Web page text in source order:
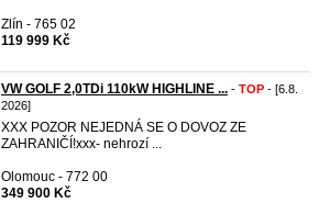
Zlín - 765 02
119 999 Kč
VW GOLF 2,0TDi 110kW HIGHLINE ... - TOP - [6.8.
2026]
XXX POZOR NEJEDNÁ SE O DOVOZ ZE
ZAHRANIČÍ!xxx- nehrozí ...
Olomouc - 772 00
349 900 Kč